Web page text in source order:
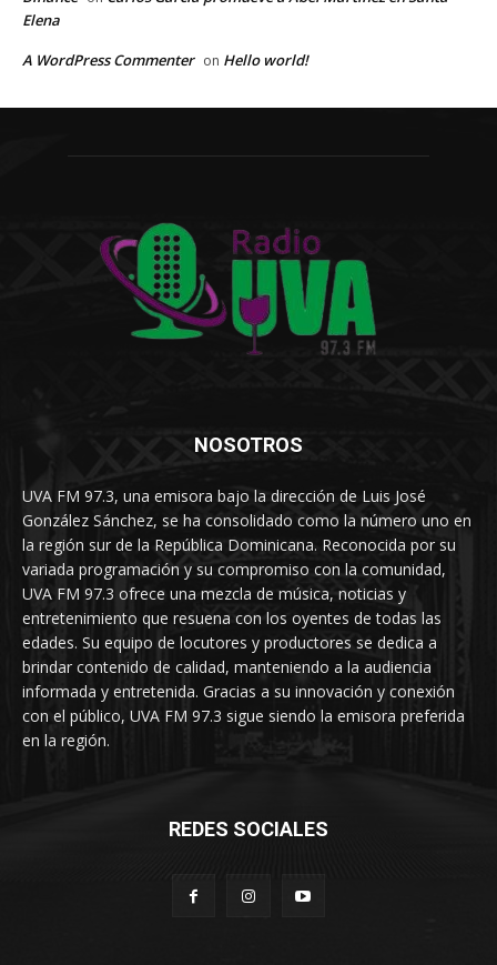
Elena
A WordPress Commenter on Hello world!
NOSOTROS
UVA FM 97.3, una emisora bajo la dirección de Luis José
González Sánchez, se ha consolidado como la número uno en
la región sur de la República Dominicana. Reconocida por su
variada programación y su compromiso con la comunidad,
UVA FM 97.3 ofrece una mezcla de música, noticias y
entretenimiento que resuena con los oyentes de todas las
edades. Su equipo de locutores y productores se dedica a
brindar contenido de calidad, manteniendo a la audiencia
informada y entretenida. Gracias a su innovación y conexión
con el público, UVA FM 97.3 sigue siendo la emisora preferida
en la región.
REDES SOCIALES